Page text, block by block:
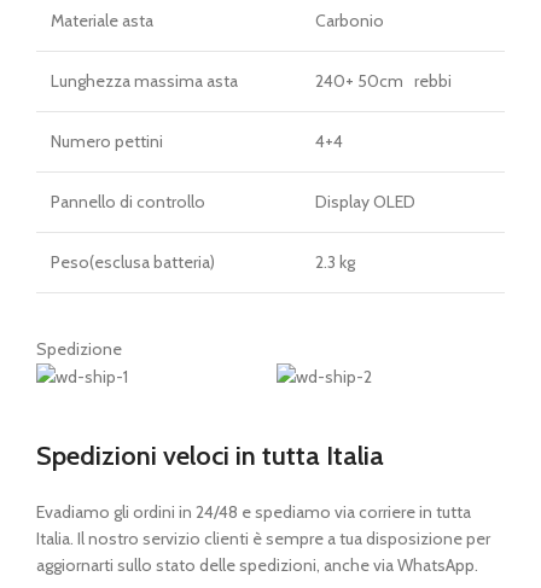
Materiale asta Carbonio
Lunghezza massima asta 240+ 50cm rebbi
Numero pettini 4+4
Pannello di controllo Display OLED
Peso(esclusa batteria) 2.3 kg
Spedizione
Spedizioni veloci in tutta Italia
Evadiamo gli ordini in 24/48 e spediamo via corriere in tutta
Italia. Il nostro servizio clienti è sempre a tua disposizione per
aggiornarti sullo stato delle spedizioni, anche via WhatsApp.